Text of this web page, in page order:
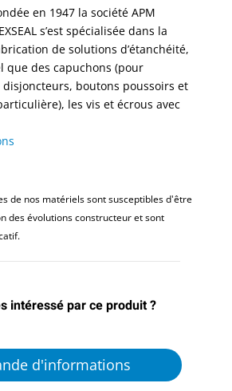
en 1947 la société APM
s’est spécialisée dans la
de solutions d’étanchéité,
que des capuchons (pour
boutons poussoirs et
les vis et écrous avec
de nos matériels sont susceptibles d'être
des évolutions constructeur et sont
intéressé par ce produit ?
d'informations